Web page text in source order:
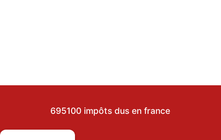
695100 impôts dus en france